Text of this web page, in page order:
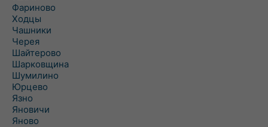
Фариново
Ходцы
Чашники
Черея
Шайтерово
Шарковщина
Шумилино
Юрцево
Язно
Яновичи
Яново